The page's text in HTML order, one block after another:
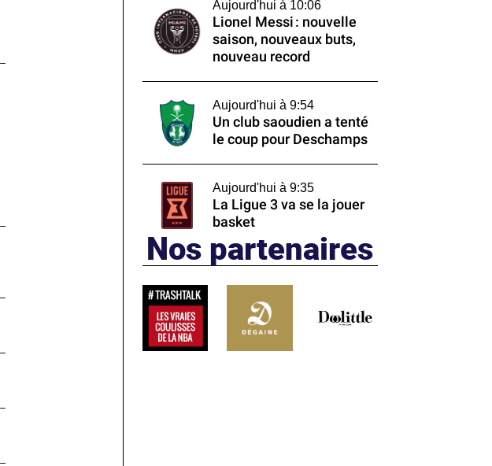
Aujourd'hui à 10:06
Lionel Messi : nouvelle
saison, nouveaux buts,
nouveau record
Aujourd'hui à 9:54
Un club saoudien a tenté
le coup pour Deschamps
Aujourd'hui à 9:35
La Ligue 3 va se la jouer
basket
Nos partenaires